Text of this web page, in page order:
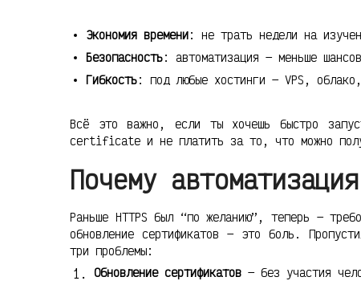
Экономия времени: не трать недели на
Безопасность: автоматизация — меньше
Гибкость: под любые хостинги — VPS,
Всё это важно, если ты хочешь быстро
certificate и не платить за то, что можно
Почему
Раньше HTTPS был “по желанию”, теперь —
обновление сертификатов — это боль.
три проблемы:
Обновление сертификатов — без участия